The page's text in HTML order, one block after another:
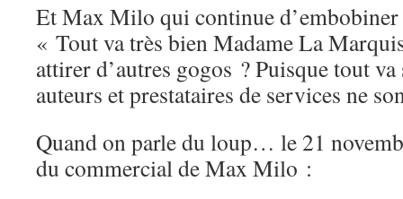
Et Max Milo qui continue d’embobiner
« Tout va très bien Madame La
attirer d’autres gogos ? Puisque tout
auteurs et prestataires de services ne
Quand on parle du loup… le 21
du commercial de Max Milo :